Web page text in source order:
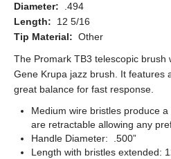
Diameter: .494
Length: 12 5/16
Tip Material: Other
The Promark TB3 telescopic brush
Gene Krupa jazz brush. It features
great balance for fast response.
Medium wire bristles produce
are retractable allowing any
Handle Diameter: .500”
Length with bristles extended: